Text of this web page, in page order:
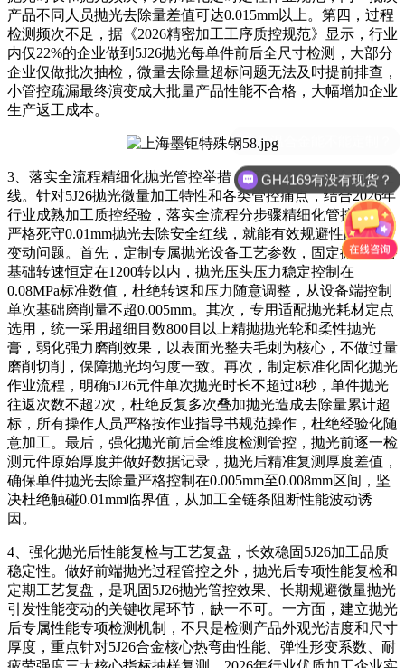
产品不同人员抛光去除量差值可达0.015mm以上。第四，过程
检测频次不足，据《2026精密加工工序质控规范》显示，行业
内仅22%的企业做到5J26抛光每单件前后全尺寸检测，大部分
企业仅做批次抽检，微量去除量超标问题无法及时提前排查，
小管控疏漏最终演变成大批量产品性能不合格，大幅增加企业
生产返工成本。
3、落实全流程精细化抛光管控举措，死守0.01mm安全去除红
线。针对5J26抛光微量加工特性和各类管控痛点，结合2026年
行业成熟加工质控经验，落实全流程分步骤精细化管控措施，
严格死守0.01mm抛光去除安全红线，就能有效规避性能大幅
变动问题。首先，定制专属抛光设备工艺参数，固定抛光设备
基础转速恒定在1200转以内，抛光压头压力稳定控制在
0.08MPa标准数值，杜绝转速和压力随意调整，从设备端控制
单次基础磨削量不超0.005mm。其次，专用适配抛光耗材定点
选用，统一采用超细目数800目以上精抛抛光轮和柔性抛光
膏，弱化强力磨削效果，以表面光整去毛刺为核心，不做过量
磨削切削，保障抛光均匀度一致。再次，制定标准化固化抛光
作业流程，明确5J26元件单次抛光时长不超过8秒，单件抛光
往返次数不超2次，杜绝反复多次叠加抛光造成去除量累计超
标，所有操作人员严格按作业指导书规范操作，杜绝经验化随
意加工。最后，强化抛光前后全维度检测管控，抛光前逐一检
测元件原始厚度并做好数据记录，抛光后精准复测厚度差值，
确保单件抛光去除量严格控制在0.005mm至0.008mm区间，坚
决杜绝触碰0.01mm临界值，从加工全链条阻断性能波动诱
因。
4、强化抛光后性能复检与工艺复盘，长效稳固5J26加工品质
稳定性。做好前端抛光过程管控之外，抛光后专项性能复检和
定期工艺复盘，是巩固5J26抛光管控效果、长期规避微量抛光
引发性能变动的关键收尾环节，缺一不可。一方面，建立抛光
后专属性能专项检测机制，不只是检测产品外观光洁度和尺寸
厚度，重点针对5J26合金核心热弯曲性能、弹性形变系数、耐
GH4169有没有现货？